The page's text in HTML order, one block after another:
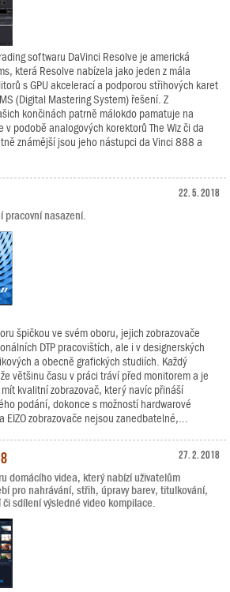
softwaru DaVinci Resolve je americká
která Resolve nabízela jako jeden z mála
s GPU akcelerací a podporou střihových karet
(Digital Mastering System) řešení. Z
končinách patrně málokdo pamatuje na
podobě analogových korektorů The Wiz či da
známější jsou jeho nástupci da Vinci 888 a
22. 5. 2018
nasazení.
špičkou ve svém oboru, jejich zobrazovače
DTP pracovištích, ale i v designerských
a obecně grafických studiích. Každý
většinu času v práci tráví před monitorem a je
kvalitní zobrazovač, který navíc přináší
podání, dokonce s možností hardwarové
EIZO zobrazovače nejsou zanedbatelné,...
27. 2. 2018
domácího videa, který nabízí uživatelům
pro nahrávání, střih, úpravy barev, titulkování,
sdílení výsledné video kompilace.